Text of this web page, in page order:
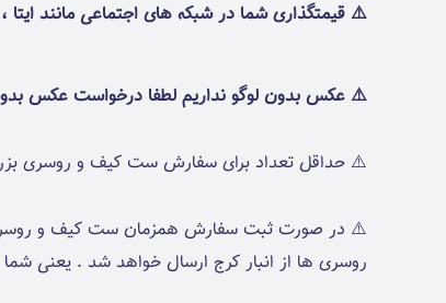
⚠️ قیمتگذاری شما در شبکه های اجتماعی مانند ایتا ،
⚠️ عکس بدون لوگو نداریم لطفا درخواست عکس
⚠️ حداقل تعداد برای سفارش ست کیف و روسری بزرگسال ۶ عدد
⚠️ در صورت ثبت سفارش همزمان ست کیف و روسری و
روسری ها از انبار کرج ارسال خواهد شد . یعنی